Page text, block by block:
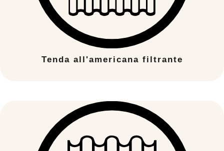
Tenda all'americana filtrante